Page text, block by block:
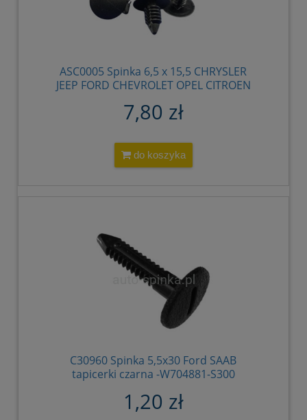
ASC0005 Spinka 6,5 x 15,5 CHRYSLER
JEEP FORD CHEVROLET OPEL CITROEN
3691590 6031321 6505411AA 94530548
6800422 W701259S300 4805252
94530432 912466 90335715 14093311
20732399 94530527 7518C0 871137
0009881128 BTR2985
7,80 zł
do koszyka
C30960 Spinka 5,5x30 Ford SAAB
tapicerki czarna -W704881-S300
1,20 zł